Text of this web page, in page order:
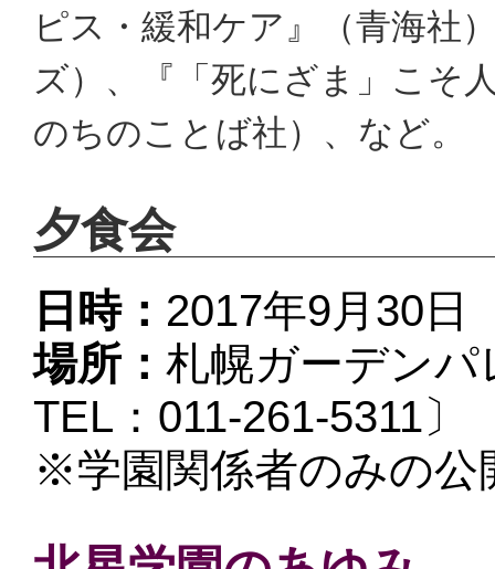
ピス・緩和ケア』（青海社
ズ）、『「死にざま」こそ
のちのことば社）、など。
夕食会
日時： 2017年9月30日
場所： 札幌ガーデン
TEL： 011-261-5311〕
※学園関係者のみの公